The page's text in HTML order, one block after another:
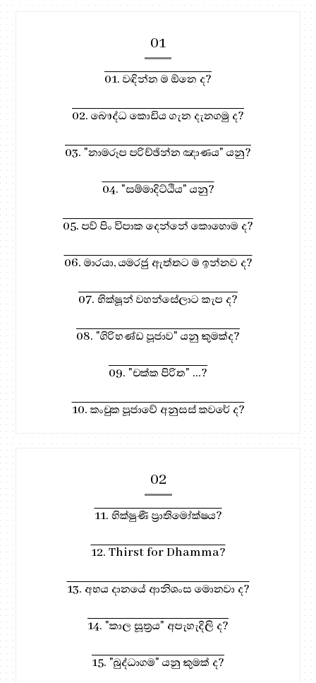
01
01. වඳින්න ම ඕනෙ ද?
02. බෞද්ධ කොඩිය ගැන දැනගමු ද?
03. "නාමරූප පරිච්ඡින්න ඤාණය" යනු?
04. "සම්මාදිට්ඨිය" යනු?
05. පව් පිං විපාක දෙන්නේ කොහොම ද?
06. මාරයා, යමරජු ඇත්තට ම ඉන්නව ද?
07. භික්ෂූන් වහන්සේලාට කැප ද?
08. "ගිරිභණ්ඩ පූජාව" යනු කුමක්ද?
09. "චක්ක පිරිත" ...?
10. කංචුක පූජාවේ අනුසස් කවරේ ද?
02
11. භික්ෂුණී ප්‍රාතිමෝක්ෂය?
12. Thirst for Dhamma?
13. අභය දානයේ ආනිශංස මොනවා ද?
14. "කාල සූත්‍රය" අපැහැදිලි ද?
15. "බුද්ධාගම" යනු කුමක් ද?